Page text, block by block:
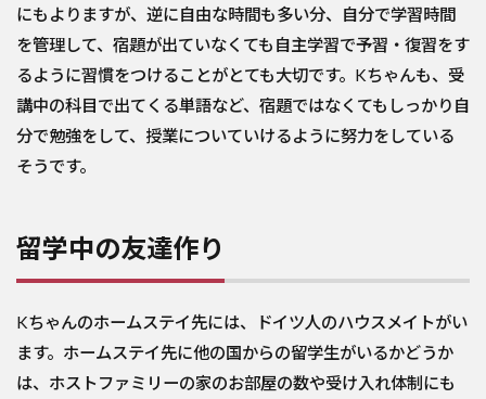
にもよりますが、逆に自由な時間も多い分、自分で学習時間
を管理して、宿題が出ていなくても自主学習で予習・復習をす
るように習慣をつけることがとても大切です。Kちゃんも、受
講中の科目で出てくる単語など、宿題ではなくてもしっかり自
分で勉強をして、授業についていけるように努力をしている
そうです。
留学中の友達作り
Kちゃんのホームステイ先には、ドイツ人のハウスメイトがい
ます。ホームステイ先に他の国からの留学生がいるかどうか
は、ホストファミリーの家のお部屋の数や受け入れ体制にも